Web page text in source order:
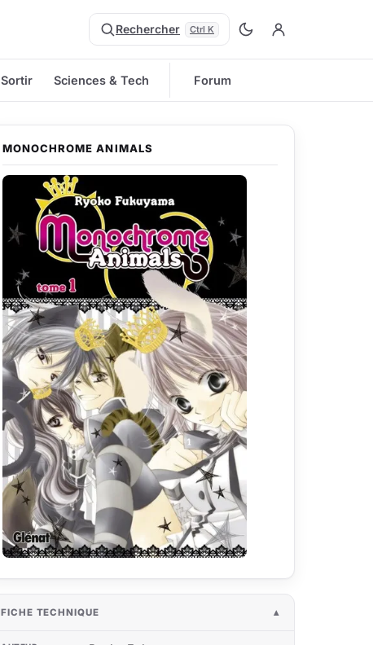
Rechercher Ctrl K
Sortir Sciences & Tech Forum
MONOCHROME ANIMALS
FICHE TECHNIQUE